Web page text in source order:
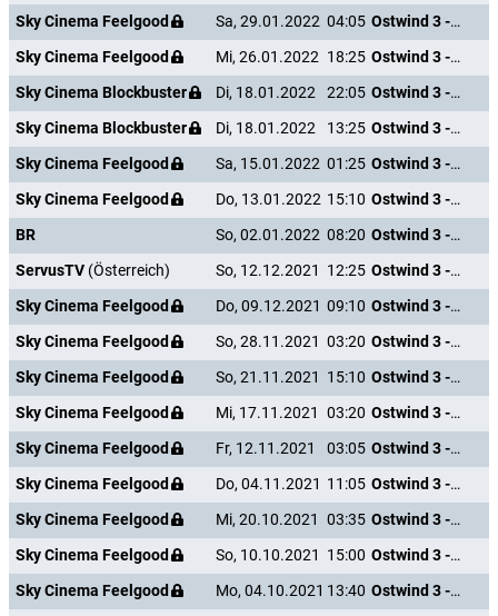
Sky Cinema Feelgood
Sa, 29.01.2022 04:05
Ostwind 3 - Aufbruch nach Ora
Sky Cinema Feelgood
Mi, 26.01.2022 18:25
Ostwind 3 - Aufbruch nach Ora
Sky Cinema Blockbuster
Di, 18.01.2022 22:05
Ostwind 3 - Aufbruch nach Ora
Sky Cinema Blockbuster
Di, 18.01.2022 13:25
Ostwind 3 - Aufbruch nach Ora
Sky Cinema Feelgood
Sa, 15.01.2022 01:25
Ostwind 3 - Aufbruch nach Ora
Sky Cinema Feelgood
Do, 13.01.2022 15:10
Ostwind 3 - Aufbruch nach Ora
BR
So, 02.01.2022 08:20
Ostwind 3 - Aufbruch nach Ora
ServusTV (Österreich) So, 12.12.2021 12:25
Ostwind 3 - Aufbruch nach Ora
Sky Cinema Feelgood
Do, 09.12.2021 09:10
Ostwind 3 - Aufbruch nach Ora
Sky Cinema Feelgood
So, 28.11.2021 03:20
Ostwind 3 - Aufbruch nach Ora
Sky Cinema Feelgood
So, 21.11.2021 15:10
Ostwind 3 - Aufbruch nach Ora
Sky Cinema Feelgood
Mi, 17.11.2021 03:20
Ostwind 3 - Aufbruch nach Ora
Sky Cinema Feelgood
Fr, 12.11.2021 03:05
Ostwind 3 - Aufbruch nach Ora
Sky Cinema Feelgood
Do, 04.11.2021 11:05
Ostwind 3 - Aufbruch nach Ora
Sky Cinema Feelgood
Mi, 20.10.2021 03:35
Ostwind 3 - Aufbruch nach Ora
Sky Cinema Feelgood
So, 10.10.2021 15:00
Ostwind 3 - Aufbruch nach Ora
Sky Cinema Feelgood
Mo, 04.10.2021 13:40
Ostwind 3 - Aufbruch nach Ora